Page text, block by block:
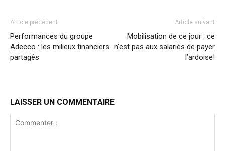
Article précédent
Performances du groupe
Adecco : les milieux financiers
partagés
Article suivant
Mobilisation de ce jour : ce
n’est pas aux salariés de payer
l’ardoise!
LAISSER UN COMMENTAIRE